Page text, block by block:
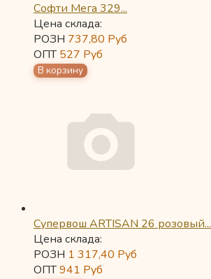
Софти Мега 329...
Цена склада:
РОЗН 737,80 Руб
ОПТ527 Руб
Супервош ARTISAN 26 розовый...
Цена склада:
РОЗН 1 317,40 Руб
ОПТ941 Руб